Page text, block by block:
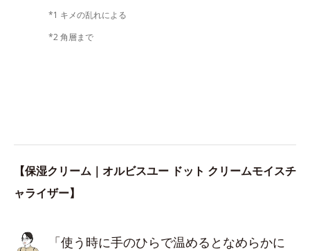
*1 キメの乱れによる
*2 角層まで
【保湿クリーム｜オルビスユー ドット クリームモイスチ
ャライザー】
「使う時に手のひらで温めるとなめらかに